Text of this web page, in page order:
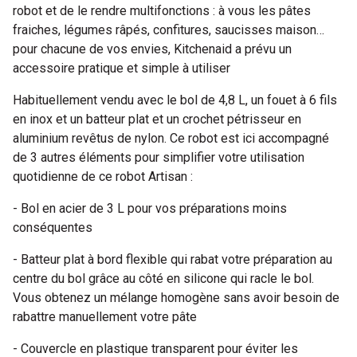
robot et de le rendre multifonctions : à vous les pâtes
fraiches, légumes râpés, confitures, saucisses maison…
pour chacune de vos envies, Kitchenaid a prévu un
accessoire pratique et simple à utiliser
Habituellement vendu avec le bol de 4,8 L, un fouet à 6 fils
en inox et un batteur plat et un crochet pétrisseur en
aluminium revêtus de nylon. Ce robot est ici accompagné
de 3 autres éléments pour simplifier votre utilisation
quotidienne de ce robot Artisan :
- Bol en acier de 3 L pour vos préparations moins
conséquentes
- Batteur plat à bord flexible qui rabat votre préparation au
centre du bol grâce au côté en silicone qui racle le bol.
Vous obtenez un mélange homogène sans avoir besoin de
rabattre manuellement votre pâte
- Couvercle en plastique transparent pour éviter les